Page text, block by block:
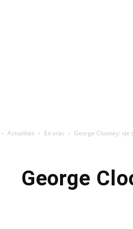
Actualités En vrac George Clooney:
George